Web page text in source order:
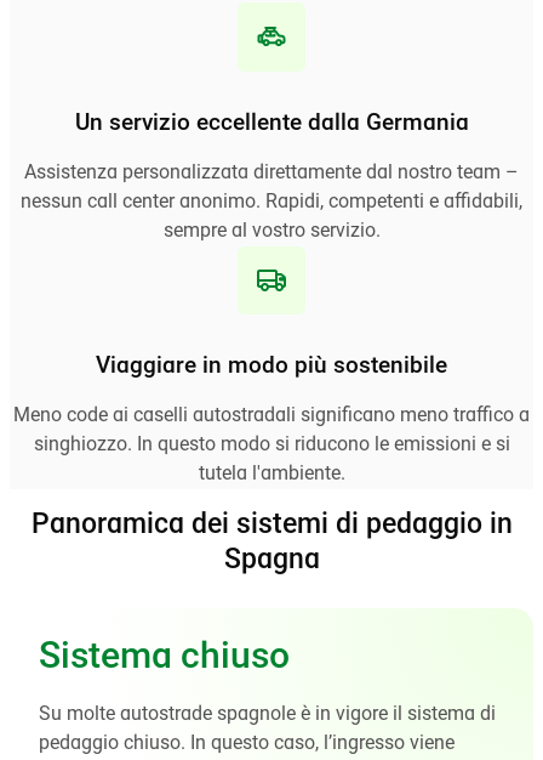
Un servizio eccellente dalla Germania
Assistenza personalizzata direttamente dal nostro team –
nessun call center anonimo. Rapidi, competenti e affidabili,
sempre al vostro servizio.
Viaggiare in modo più sostenibile
Meno code ai caselli autostradali significano meno traffico a
singhiozzo. In questo modo si riducono le emissioni e si
tutela l'ambiente.
Panoramica dei sistemi di pedaggio in
Spagna
Sistema chiuso
Su molte autostrade spagnole è in vigore il sistema di
pedaggio chiuso. In questo caso, l’ingresso viene